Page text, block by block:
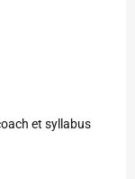
et syllabus